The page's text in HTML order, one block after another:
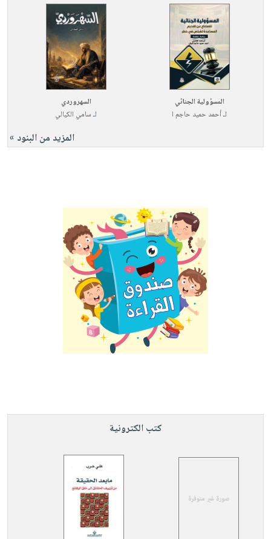
المسؤولية الجنائي
لـأحمد حميد حاجم ا
السهروردي
لـسامي الكيالي
المزيد من البنود »
كتب الكترونية